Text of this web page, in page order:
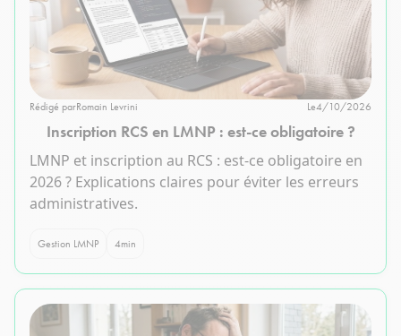
Rédigé parRomain Levrini Le4/10/2026
Inscription RCS en LMNP : est-ce obligatoire ?
LMNP et inscription au RCS : est-ce obligatoire en
2026 ? Explications claires pour éviter les erreurs
administratives.
Gestion LMNP 4min